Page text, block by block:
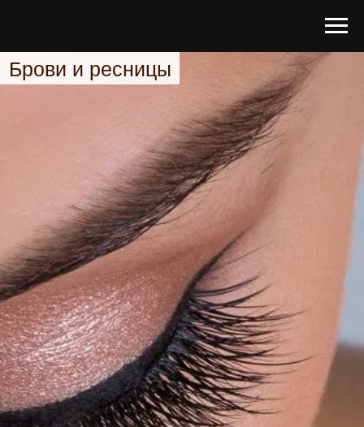
Брови и ресницы